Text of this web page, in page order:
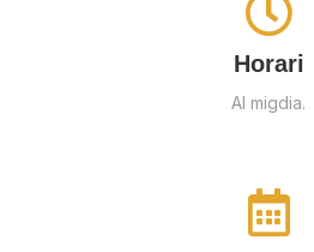
Horari
Al migdia.